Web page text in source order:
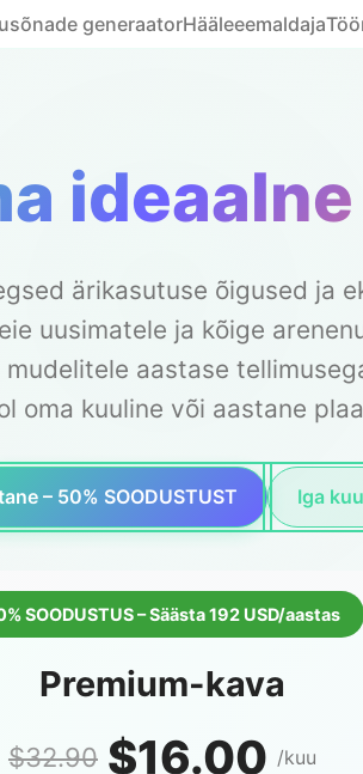
generaatorHääleeemaldaja
ärikasutuse õigused ja
uusimatele ja kõige
aastase
oma kuuline või aastane
– 50% SOODUSTUST Iga kuu
SOODUSTUS – Säästa 192 USD/aastas
Premium-kava
$32.90 $16.00 /kuu